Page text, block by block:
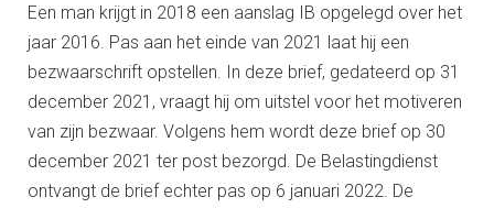
Een man krijgt in 2018 een aanslag IB opgelegd over het
jaar 2016. Pas aan het einde van 2021 laat hij een
bezwaarschrift opstellen. In deze brief, gedateerd op 31
december 2021, vraagt hij om uitstel voor het motiveren
van zijn bezwaar. Volgens hem wordt deze brief op 30
december 2021 ter post bezorgd. De Belastingdienst
ontvangt de brief echter pas op 6 januari 2022. De